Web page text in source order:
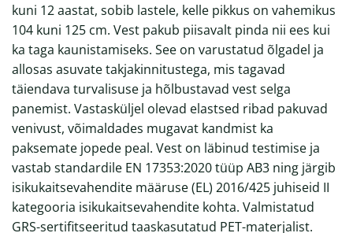
kuni 12 aastat, sobib lastele, kelle pikkus on vahemikus
104 kuni 125 cm. Vest pakub piisavalt pinda nii ees kui
ka taga kaunistamiseks. See on varustatud õlgadel ja
allosas asuvate takjakinnitustega, mis tagavad
täiendava turvalisuse ja hõlbustavad vest selga
panemist. Vastasküljel olevad elastsed ribad pakuvad
venivust, võimaldades mugavat kandmist ka
paksemate jopede peal. Vest on läbinud testimise ja
vastab standardile EN 17353:2020 tüüp AB3 ning järgib
isikukaitsevahendite määruse (EL) 2016/425 juhiseid II
kategooria isikukaitsevahendite kohta. Valmistatud
GRS-sertifitseeritud taaskasutatud PET-materjalist.